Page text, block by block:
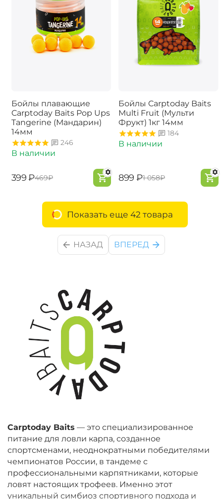
Carptoday Baits — это специализированное
питание для ловли карпа, созданное
спортсменами, неоднократными победителями
чемпионатов России, в тандеме с
профессиональными карпятниками, которые
ловят настоящих трофеев. Именно этот
уникальный симбиоз спортивного подхода и
Бойлы плавающие
Carptoday Baits Pop Ups
Tangerine (Мандарин)
14мм
246
В наличии
‍399‍ ₽‍469‍₽
Бойлы Carptoday Baits
Multi Fruit (Мульти
Фрукт) 1кг 14мм
184
В наличии
‍899‍ ₽‍1 058‍₽
Показать еще 42 товара
НАЗАД ВПЕРЕД